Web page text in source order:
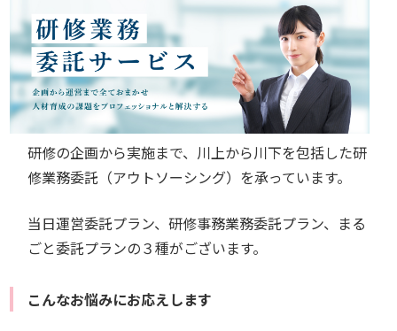
研修の企画から実施まで、川上から川下を包括した研
修業務委託（アウトソーシング）を承っています。
当日運営委託プラン、研修事務業務委託プラン、まる
ごと委託プランの３種がございます。
こんなお悩みにお応えします